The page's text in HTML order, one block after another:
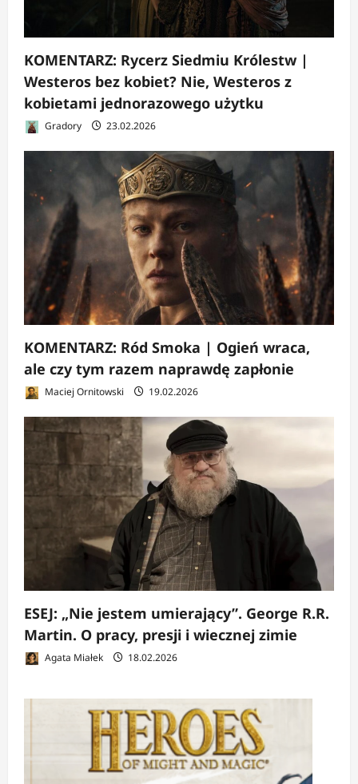
KOMENTARZ: Rycerz Siedmiu Królestw |
Westeros bez kobiet? Nie, Westeros z
kobietami jednorazowego użytku
Gradory 23.02.2026
KOMENTARZ: Ród Smoka | Ogień wraca,
ale czy tym razem naprawdę zapłonie
Maciej Ornitowski 19.02.2026
ESEJ: „Nie jestem umierający”. George R.R.
Martin. O pracy, presji i wiecznej zimie
Agata Miałek 18.02.2026